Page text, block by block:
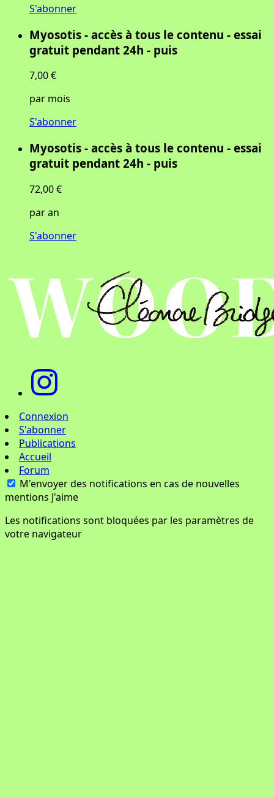
S'abonner
Myosotis - accès à tous le contenu - essai
gratuit pendant 24h - puis
7,00 €
par mois
S'abonner
Myosotis - accès à tous le contenu - essai
gratuit pendant 24h - puis
72,00 €
par an
S'abonner
Connexion
S'abonner
Publications
Accueil
Forum
M'envoyer des notifications en cas de nouvelles
mentions J'aime
Les notifications sont bloquées par les paramètres de
votre navigateur